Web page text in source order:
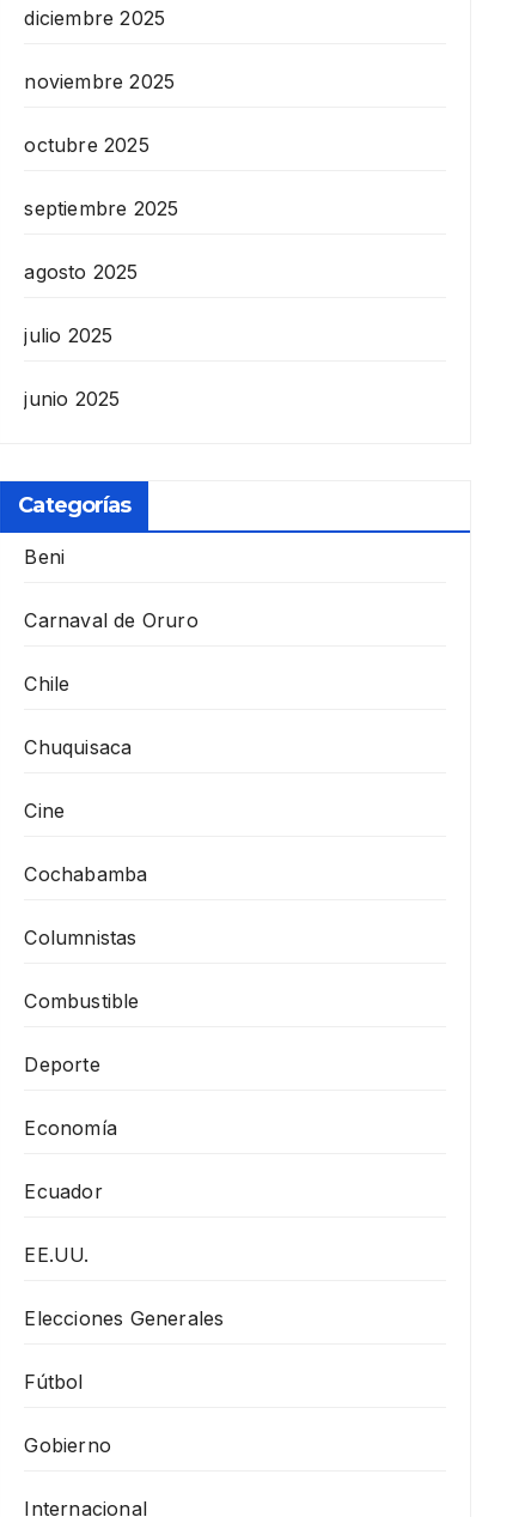
diciembre 2025
noviembre 2025
octubre 2025
septiembre 2025
agosto 2025
julio 2025
junio 2025
Categorías
Beni
Carnaval de Oruro
Chile
Chuquisaca
Cine
Cochabamba
Columnistas
Combustible
Deporte
Economía
Ecuador
EE.UU.
Elecciones Generales
Fútbol
Gobierno
Internacional